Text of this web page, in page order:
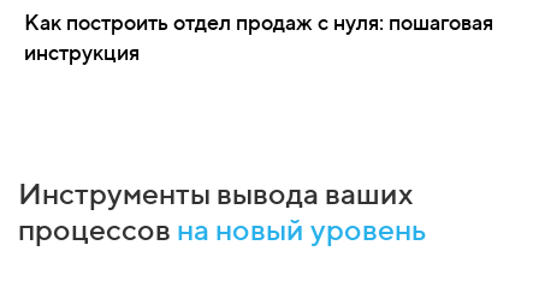
Как построить отдел продаж с нуля: пошаговая
инструкция
Инструменты вывода ваших
процессов на новый уровень